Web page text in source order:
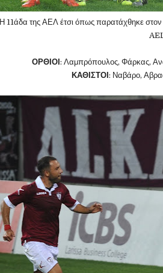
Η 11άδα της ΑΕΛ έτσι όπως παρατάχθηκε
ΟΡΘΙΟΙ : Λαμπρόπουλος, Φάρκας,
ΚΑΘΙΣΤΟΙ : Ναβάρο,